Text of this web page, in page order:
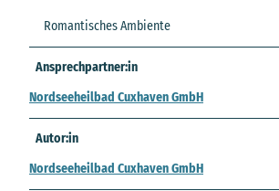
Romantisches Ambiente
Ansprechpartner:in
Nordseeheilbad Cuxhaven GmbH
Autor:in
Nordseeheilbad Cuxhaven GmbH